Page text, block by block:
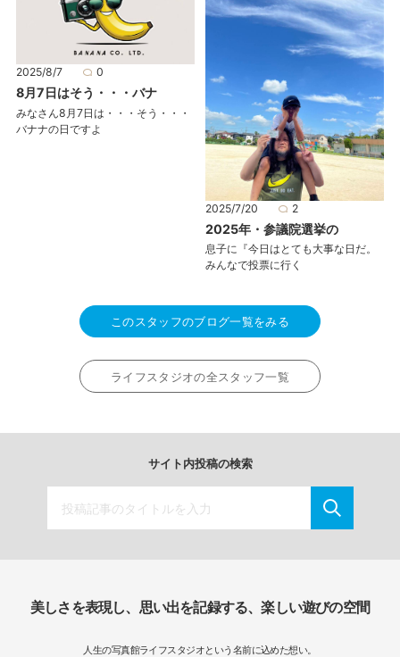
2025/8/7 0
8月7日はそう・・・バナ
みなさん8月7日は・・・そう・・・
バナナの日ですよ
2025/7/20 2
2025年・参議院選挙の
息子に『今日はとても大事な日だ。
みんなで投票に行く
このスタッフのブログ一覧をみる
ライフスタジオの全スタッフ一覧
サイト内投稿の検索
美しさを表現し、思い出を記録する、楽しい遊びの空間
人生の写真館ライフスタジオという名前に込めた想い。